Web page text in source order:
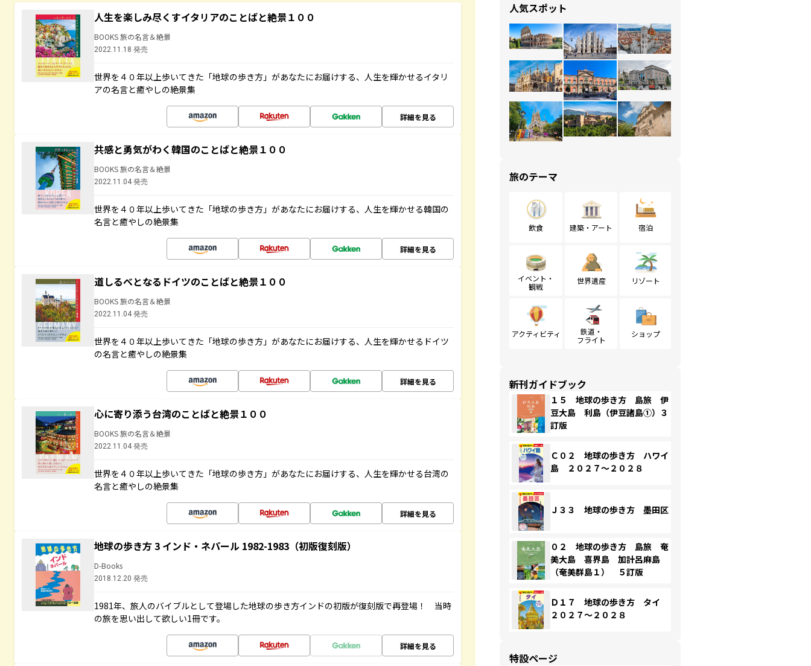
人生を楽しみ尽くすイタリアのことばと絶景１００
BOOKS 旅の名言＆絶景
2022.11.18 発売
世界を４０年以上歩いてきた「地球の歩き方」があなたにお届けする、人生を輝かせるイタリ
アの名言と癒やしの絶景集
詳細を見る
共感と勇気がわく韓国のことばと絶景１００
BOOKS 旅の名言＆絶景
2022.11.04 発売
世界を４０年以上歩いてきた「地球の歩き方」があなたにお届けする、人生を輝かせる韓国の
名言と癒やしの絶景集
詳細を見る
道しるべとなるドイツのことばと絶景１００
BOOKS 旅の名言＆絶景
2022.11.04 発売
世界を４０年以上歩いてきた「地球の歩き方」があなたにお届けする、人生を輝かせるドイツ
の名言と癒やしの絶景集
詳細を見る
心に寄り添う台湾のことばと絶景１００
BOOKS 旅の名言＆絶景
2022.11.04 発売
世界を４０年以上歩いてきた「地球の歩き方」があなたにお届けする、人生を輝かせる台湾の
名言と癒やしの絶景集
詳細を見る
地球の歩き方 3 インド・ネパール 1982-1983（初版復刻版）
D-Books
2018.12.20 発売
1981年、旅人のバイブルとして登場した地球の歩き方インドの初版が復刻版で再登場！ 当時
の旅を思い出して欲しい1冊です。
詳細を見る
人気スポット
旅のテーマ
飲食 建築・アート 宿泊
イベント・
観戦
世界遺産 リゾート
アクティビティ
鉄道・
フライト
ショップ
新刊ガイドブック
１５ 地球の歩き方 島旅 伊
豆大島 利島（伊豆諸島①）３
訂版
Ｃ０２ 地球の歩き方 ハワイ
島 ２０２７～２０２８
Ｊ３３ 地球の歩き方 墨田区
０２ 地球の歩き方 島旅 奄
美大島 喜界島 加計呂麻島
（奄美群島１） ５訂版
Ｄ１７ 地球の歩き方 タイ
２０２７～２０２８
特設ページ